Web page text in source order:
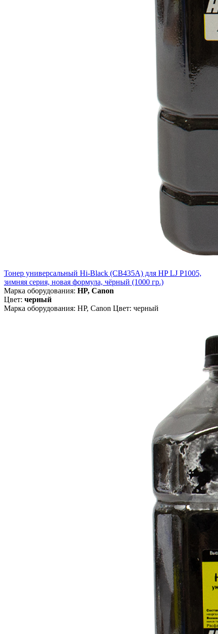
Тонер универсальный Hi-Black (CB435A) для HP LJ P1005,
зимняя серия, новая формула, чёрный (1000 гр.)
Марка оборудования: HP, Canon
Цвет: черный
Марка оборудования: HP, Canon Цвет: черный